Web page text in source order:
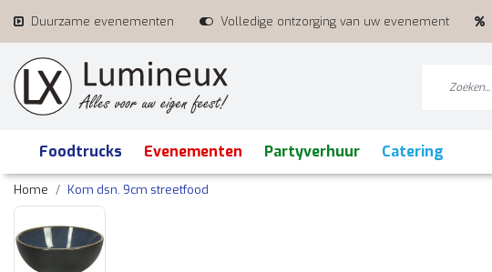
Duurzame evenementen Volledige ontzorging van uw evenement
Foodtrucks Evenementen Partyverhuur Catering
Home Kom dsn. 9cm streetfood